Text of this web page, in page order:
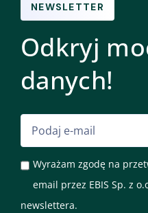
NEWSLETTER
Odkryj
danych!
Wyrażam zgodę na
email przez EBIS Sp. z
newslettera.